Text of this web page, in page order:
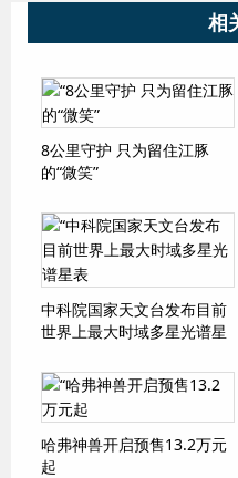
相
8公里守护 只为留住江豚
的“微笑”
中科院国家天文台发布目前
世界上最大时域多星光谱星
哈弗神兽开启预售13.2万元
起